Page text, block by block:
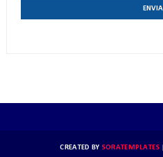
CREATED BY SORATEMPLATES